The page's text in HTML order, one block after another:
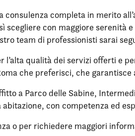
completa in merito
con maggiore serenità
team di professionisti sarai
l’alta qualità dei servizi offerti e
che preferisci, che
a Parco delle Sabine,
con competenza ed
o per richiedere maggiori